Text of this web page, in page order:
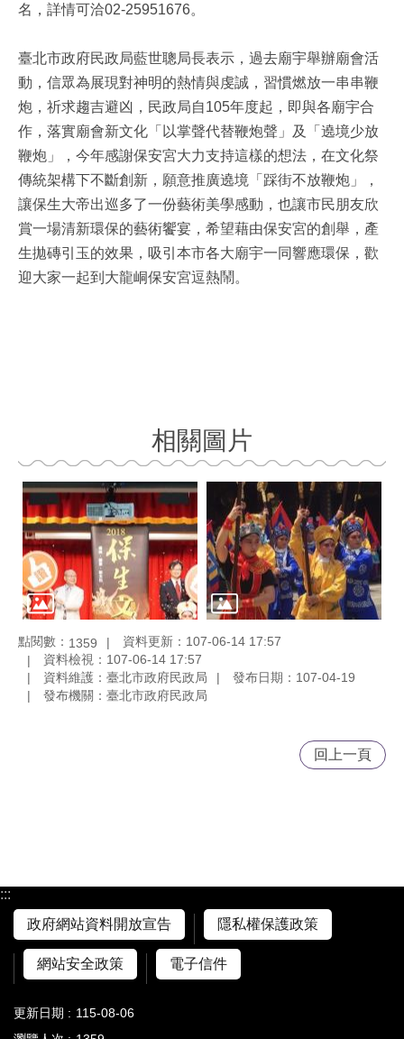
名，詳情可洽02-25951676。
臺北市政府民政局藍世聰局長表示，過去廟宇舉辦廟會活
動，信眾為展現對神明的熱情與虔誠，習慣燃放一串串鞭
炮，祈求趨吉避凶，民政局自105年度起，即與各廟宇合
作，落實廟會新文化「以掌聲代替鞭炮聲」及「遶境少放
鞭炮」，今年感謝保安宮大力支持這樣的想法，在文化祭
傳統架構下不斷創新，願意推廣遶境「踩街不放鞭炮」，
讓保生大帝出巡多了一份藝術美學感動，也讓市民朋友欣
賞一場清新環保的藝術饗宴，希望藉由保安宮的創舉，產
生拋磚引玉的效果，吸引本市各大廟宇一同響應環保，歡
迎大家一起到大龍峒保安宮逗熱鬧。
相關圖片
點閱數： 1359
資料更新：107-06-14 17:57
資料檢視：107-06-14 17:57
資料維護：臺北市政府民政局
發布日期：107-04-19
發布機關：臺北市政府民政局
回上一頁
:::
政府網站資料開放宣告
隱私權保護政策
網站安全政策 電子信件
更新日期
115-08-06